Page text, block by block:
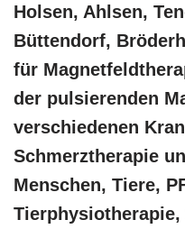
Holsen, Ahlsen,
Büttendorf,
für
der pulsierenden
verschiedenen
Schmerztherapie
Menschen, Tiere,